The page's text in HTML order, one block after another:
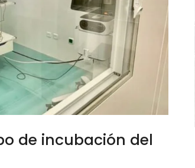
de incubación del